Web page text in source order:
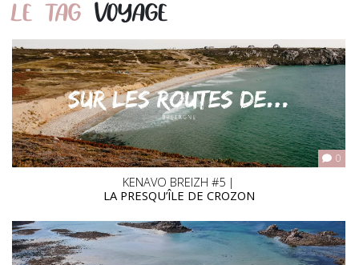
LE TAGVOYAGE
0
KENAVO BREIZH #5 |
LA PRESQU’ÎLE DE CROZON